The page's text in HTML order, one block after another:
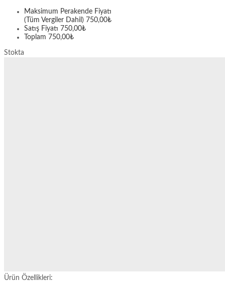
Maksimum Perakende Fiyatı
(Tüm Vergiler Dahil) 750,00₺
Satış Fiyatı 750,00₺
Toplam 750,00₺
Stokta
Ürün Özellikleri: